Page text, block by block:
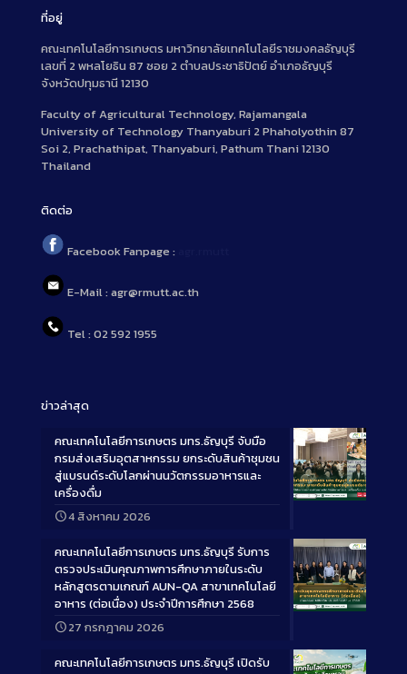
ที่อยู่
คณะเทคโนโลยีการเกษตร มหาวิทยาลัยเทคโนโลยีราชมงคลธัญบุรี
เลขที่ 2 พหลโยธิน 87 ซอย 2 ตำบลประชาธิปัตย์ อำเภอธัญบุรี
จังหวัดปทุมธานี 12130
Faculty of Agricultural Technology, Rajamangala
University of Technology Thanyaburi 2 Phaholyothin 87
Soi 2, Prachathipat, Thanyaburi, Pathum Thani 12130
Thailand
ติดต่อ
Facebook Fanpage :
E-Mail : agr@rmutt.ac.th
Tel : 02 592 1955
ข่าวล่าสุด
Long
คณะเทคโนโลยีการเกษตร มทร.ธัญบุรี จับมือ
กรมส่งเสริมอุตสาหกรรม ยกระดับสินค้าชุมชน
สู่แบรนด์ระดับโลกผ่านนวัตกรรมอาหารและ
เครื่องดื่ม
4 สิงหาคม 2026
Long
คณะเทคโนโลยีการเกษตร มทร.ธัญบุรี รับการ
ตรวจประเมินคุณภาพการศึกษาภายในระดับ
หลักสูตรตามเกณฑ์ AUN-QA สาขาเทคโนโลยี
อาหาร (ต่อเนื่อง) ประจำปีการศึกษา 2568
27 กรกฎาคม 2026
คณะเทคโนโลยีการเกษตร มทร.ธัญบุรี เปิดรับ